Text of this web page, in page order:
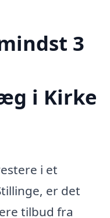
3
i Kirke
i et
er det
tilbud fra